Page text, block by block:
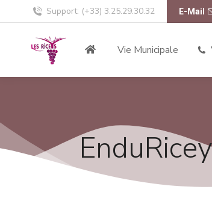
Support: (+33) 3.25.29.30.32 E-Mail
Vie Municipale